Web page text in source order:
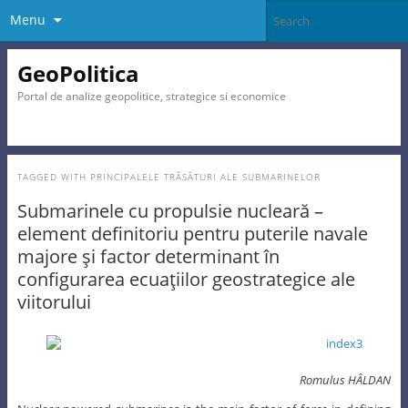
Menu
GeoPolitica
Portal de analize geopolitice, strategice si economice
TAGGED WITH PRINCIPALELE TRĂSĂTURI ALE SUBMARINELOR
Submarinele cu propulsie nucleară –
element definitoriu pentru puterile navale
majore şi factor determinant în
configurarea ecuaţiilor geostrategice ale
viitorului
Romulus HÂLDAN